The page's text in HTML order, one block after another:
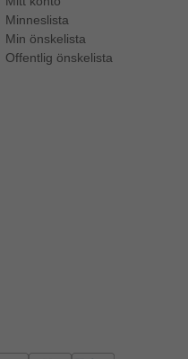
Minneslista
Min önskelista
Offentlig önskelista